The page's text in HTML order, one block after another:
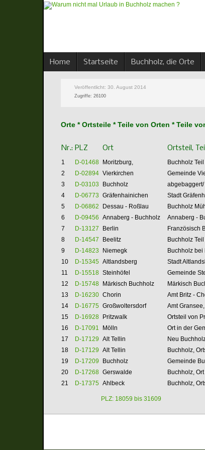
Home Startseite Buchholz, die Orte
Veröffentlicht: 30. August 2014
Zugriffe: 26100
Orte * Ortsteile * Teile von Orten * Teile
Nr.: PLZ Ort Ortsteil,
1 D-01468 Moritzburg, Buchholz
2
D-02894 Vierkirchen Gemeinde
3
D-03103 Buchholz
4
D-06773 Gräfenhainichen Stadt
5
D-06862 Dessau - Roßlau Buchholz
6
D-09456 Annaberg - Buchholz Annaberg -
7
D-13127 Berlin Französisch
8
D-14547 Beelitz Buchholz
9
D-14823 Niemegk Buchholz bei
10
D-15345 Altlandsberg Stadt
11
D-15518 Steinhöfel Gemeinde
12
D-15748 Märkisch Buchholz Märkisch
13
D-16230 Chorin Amt Britz -
14
D-16775 Großwoltersdorf Amt
15
D-16928 Pritzwalk Ortsteil von
16
D-17091 Mölln Ort in der
17
D-17129 Alt Tellin Neu
18
D-17129 Alt Tellin Buchholz,
19
D-17209 Buchholz Gemeinde
20
D-17268 Gerswalde Buchholz,
21
D-17375 Ahlbeck Buchholz,
PLZ: 18059 bis 31609